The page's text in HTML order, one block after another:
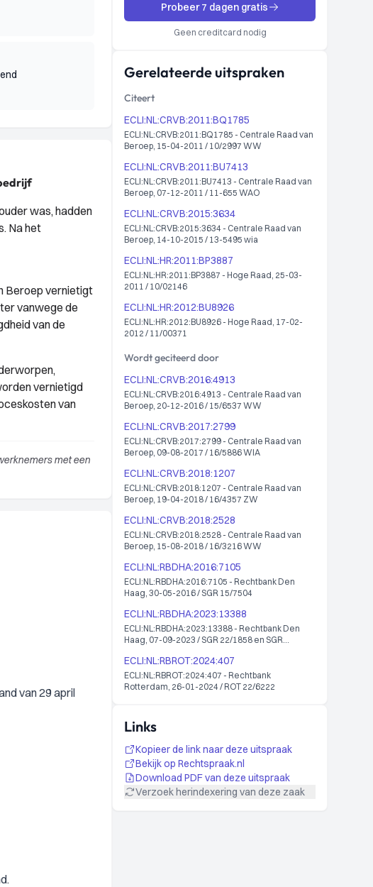
was, hadden
Na het
Beroep vernietigt
vanwege de
van de
vernietigd
van
met een
van 29 april
Probeer 7 dagen gratis
Geen creditcard nodig
Gerelateerde uitspraken
Citeert
ECLI:NL:CRVB:2011:BQ1785
ECLI:NL:CRVB:2011:BQ1785 - Centrale Raad van
Beroep, 15-04-2011 / 10/2997 WW
ECLI:NL:CRVB:2011:BU7413
ECLI:NL:CRVB:2011:BU7413 - Centrale Raad van
Beroep, 07-12-2011 / 11-655 WAO
ECLI:NL:CRVB:2015:3634
ECLI:NL:CRVB:2015:3634 - Centrale Raad van
Beroep, 14-10-2015 / 13-5495 wia
ECLI:NL:HR:2011:BP3887
ECLI:NL:HR:2011:BP3887 - Hoge Raad, 25-03-
2011 / 10/02146
ECLI:NL:HR:2012:BU8926
ECLI:NL:HR:2012:BU8926 - Hoge Raad, 17-02-
2012 / 11/00371
Wordt geciteerd door
ECLI:NL:CRVB:2016:4913
ECLI:NL:CRVB:2016:4913 - Centrale Raad van
Beroep, 20-12-2016 / 15/6537 WW
ECLI:NL:CRVB:2017:2799
ECLI:NL:CRVB:2017:2799 - Centrale Raad van
Beroep, 09-08-2017 / 16/5886 WIA
ECLI:NL:CRVB:2018:1207
ECLI:NL:CRVB:2018:1207 - Centrale Raad van
Beroep, 19-04-2018 / 16/4357 ZW
ECLI:NL:CRVB:2018:2528
ECLI:NL:CRVB:2018:2528 - Centrale Raad van
Beroep, 15-08-2018 / 16/3216 WW
ECLI:NL:RBDHA:2016:7105
ECLI:NL:RBDHA:2016:7105 - Rechtbank Den
Haag, 30-05-2016 / SGR 15/7504
ECLI:NL:RBDHA:2023:13388
ECLI:NL:RBDHA:2023:13388 - Rechtbank Den
Haag, 07-09-2023 / SGR 22/1858 en SGR
ECLI:NL:RBROT:2024:407
ECLI:NL:RBROT:2024:407 - Rechtbank
Rotterdam, 26-01-2024 / ROT 22/6222
Links
Kopieer de link naar deze uitspraak
Bekijk op Rechtspraak.nl
Download PDF van deze uitspraak
Verzoek herindexering van deze zaak